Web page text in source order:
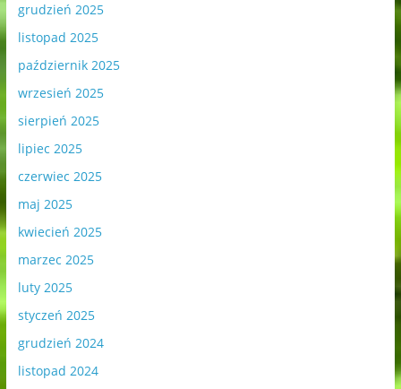
grudzień 2025
listopad 2025
październik 2025
wrzesień 2025
sierpień 2025
lipiec 2025
czerwiec 2025
maj 2025
kwiecień 2025
marzec 2025
luty 2025
styczeń 2025
grudzień 2024
listopad 2024